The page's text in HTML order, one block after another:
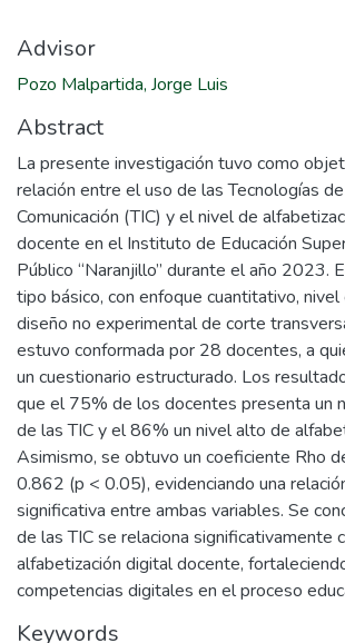
Advisor
Pozo Malpartida, Jorge Luis
Abstract
La presente investigación tuvo como
relación entre el uso de las Tecnologías
Comunicación (TIC) y el nivel de
docente en el Instituto de Educación
Público “Naranjillo” durante el año 2023.
tipo básico, con enfoque cuantitativo, nivel
diseño no experimental de corte
estuvo conformada por 28 docentes, a
un cuestionario estructurado. Los
que el 75% de los docentes presenta un
de las TIC y el 86% un nivel alto de
Asimismo, se obtuvo un coeficiente Rho
0.862 (p < 0.05), evidenciando una
significativa entre ambas variables. Se
de las TIC se relaciona significativamente
alfabetización digital docente,
competencias digitales en el proceso
Keywords